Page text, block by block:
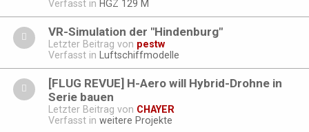
Verfasst in HGZ 129 M
VR-Simulation der "Hindenburg"
Letzter Beitrag von pestw
Verfasst in
Luftschiffmodelle
[FLUG REVUE] H-Aero will Hybrid-Drohne in
Serie bauen
Letzter Beitrag von CHAYER
Verfasst in weitere Projekte